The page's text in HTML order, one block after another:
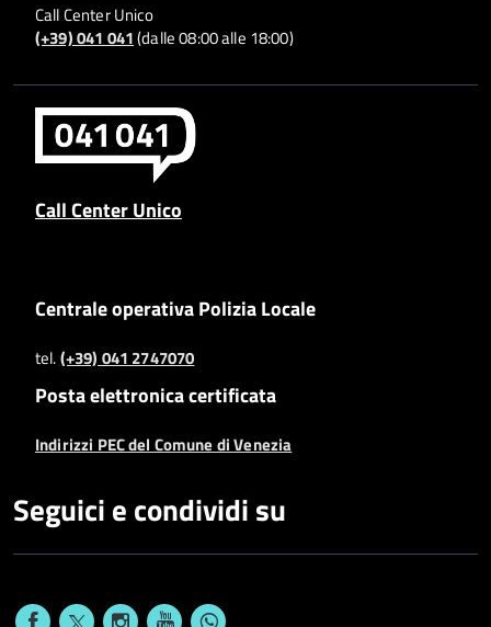
Call Center Unico
(+39) 041 041(dalle 08:00 alle 18:00)
Call Center Unico
Centrale operativa Polizia Locale
tel.(+39) 041 2747070
Posta elettronica certificata
Indirizzi PEC del Comune di Venezia
Seguici e condividi su